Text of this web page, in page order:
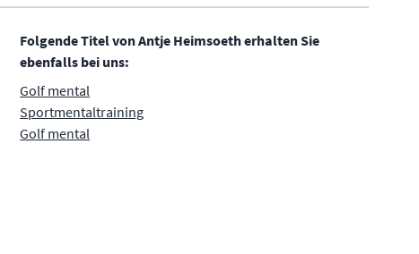
Folgende Titel von Antje Heimsoeth erhalten Sie
ebenfalls bei uns:
Golf mental
Sportmentaltraining
Golf mental